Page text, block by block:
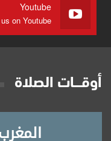
Youtube
on Youtube
أوقــــات الصلاة